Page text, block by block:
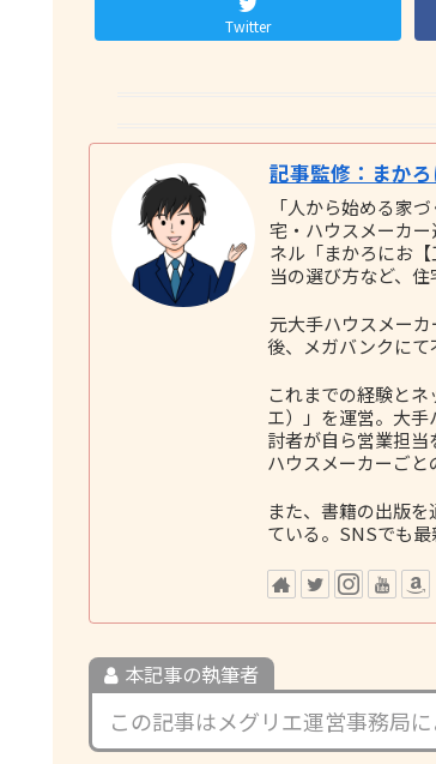
Twitter
記事監修：まかろ
「人から始める家
宅・ハウスメーカ
ネル「まかろにお
当の選び方など、
元大手ハウスメー
後、メガバンクにて
これまでの経験と
エ）」を運営。大
討者が自ら営業担当
ハウスメーカーごと
また、書籍の出版
ている。SNSでも最
本記事の執筆者
この記事はメグリエ運営事務局に